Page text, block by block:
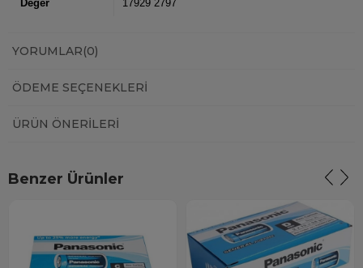
Değer 17929 2797
YORUMLAR(0)
ÖDEME SEÇENEKLERI
ÜRÜN ÖNERILERI
Benzer Ürünler